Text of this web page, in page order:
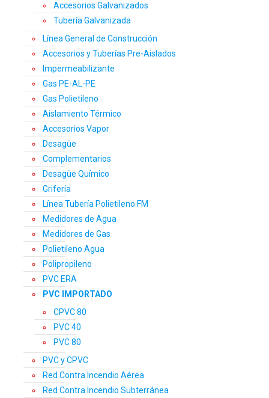
Accesorios Galvanizados
Tubería Galvanizada
Línea General de Construcción
Accesorios y Tuberías Pre-Aislados
Impermeabilizante
Gas PE-AL-PE
Gas Polietileno
Aislamiento Térmico
Accesorios Vapor
Desagüe
Complementarios
Desagüe Químico
Grifería
Línea Tubería Polietileno FM
Medidores de Agua
Medidores de Gas
Polietileno Agua
Polipropileno
PVC ERA
PVC IMPORTADO
CPVC 80
PVC 40
PVC 80
PVC y CPVC
Red Contra Incendio Aérea
Red Contra Incendio Subterránea